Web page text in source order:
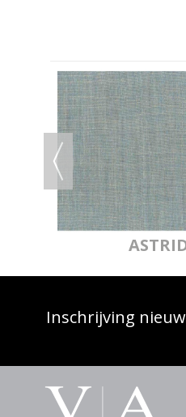
Inschrijving